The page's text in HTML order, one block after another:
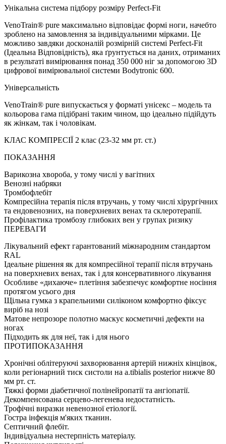
Унікальна система підбору розміру Perfect-Fit
VenoTrain® pure максимально відповідає формі ноги, начебто
зроблено на замовлення за індивідуальними мірками. Це
можливо завдяки досконалій розмірній системі Perfect-Fit
(Ідеальна Відповідність), яка ґрунтується на даних, отриманих
в результаті вимірювання понад 350 000 ніг за допомогою 3D
цифрової вимірювальної системи Bodytronic 600.
Універсальність
VenoTrain® pure випускається у форматі унісекс – модель та
кольорова гама підібрані таким чином, що ідеально підійдуть
як жінкам, так і чоловікам.
КЛАС КОМПРЕСІЇ 2 клас (23-32 мм рт. ст.)
ПОКАЗАННЯ
Варикозна хвороба, у тому числі у вагітних
Венозні набряки
Тромбофлебіт
Компресійна терапія після втручань, у тому числі хірургічних
та ендовенозних, на поверхневих венах та склеротерапії.
Профілактика тромбозу глибоких вен у групах ризику
ПЕРЕВАГИ
Лікувальний ефект гарантований міжнародним стандартом
RAL
Ідеальне рішення як для компресійної терапії після втручань
на поверхневих венах, так і для консервативного лікування
Особливе «дихаюче» плетіння забезпечує комфортне носіння
протягом усього дня
Щільна гумка з крапельними силіконом комфортно фіксує
виріб на нозі
Матове непрозоре полотно маскує косметичні дефекти на
ногах
Підходить як для неї, так і для нього
ПРОТИПОКАЗАННЯ
Хронічні облітеруючі захворювання артерій нижніх кінцівок,
коли регіонарний тиск систоли на a.tibialis posterior нижче 80
мм рт. ст.
Тяжкі форми діабетичної полінейропатії та ангіопатії.
Декомпенсована серцево-легенева недостатність.
Трофічні виразки невенозної етіології.
Гостра інфекція м'яких тканин.
Септичний флебіт.
Індивідуальна нестерпність матеріалу.